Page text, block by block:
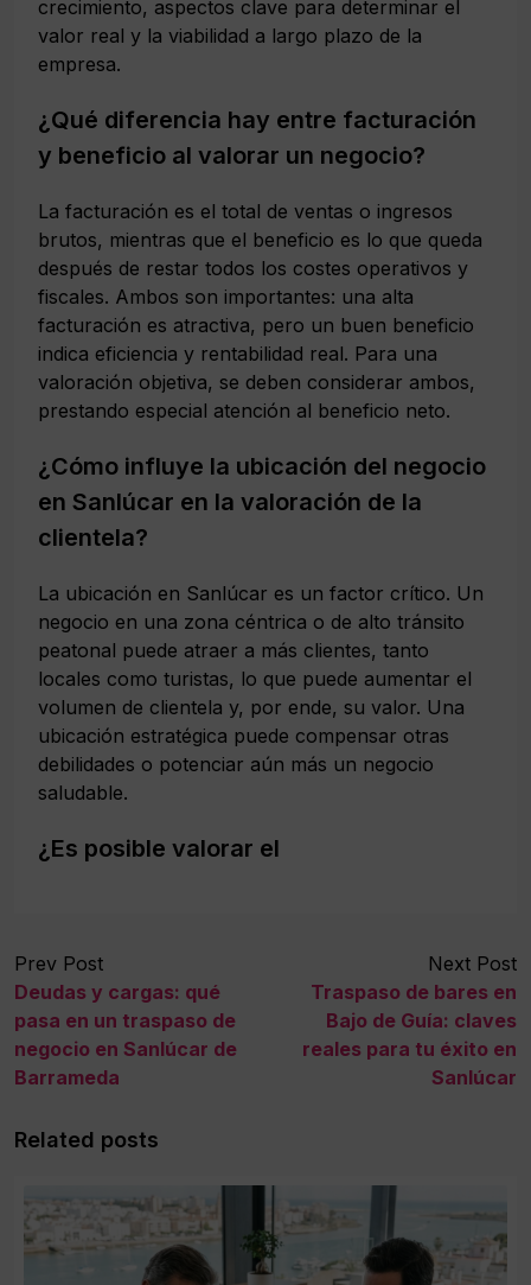
crecimiento, aspectos clave para determinar el
valor real y la viabilidad a largo plazo de la
empresa.
¿Qué diferencia hay entre facturación
y beneficio al valorar un negocio?
La facturación es el total de ventas o ingresos
brutos, mientras que el beneficio es lo que queda
después de restar todos los costes operativos y
fiscales. Ambos son importantes: una alta
facturación es atractiva, pero un buen beneficio
indica eficiencia y rentabilidad real. Para una
valoración objetiva, se deben considerar ambos,
prestando especial atención al beneficio neto.
¿Cómo influye la ubicación del negocio
en Sanlúcar en la valoración de la
clientela?
La ubicación en Sanlúcar es un factor crítico. Un
negocio en una zona céntrica o de alto tránsito
peatonal puede atraer a más clientes, tanto
locales como turistas, lo que puede aumentar el
volumen de clientela y, por ende, su valor. Una
ubicación estratégica puede compensar otras
debilidades o potenciar aún más un negocio
saludable.
¿Es posible valorar el
Prev Post
Deudas y cargas: qué
pasa en un traspaso de
negocio en Sanlúcar de
Barrameda
Next Post
Traspaso de bares en
Bajo de Guía: claves
reales para tu éxito en
Sanlúcar
Related posts